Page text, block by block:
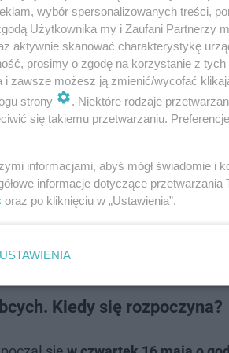
97,7 proc. - zadeklarowała
jest niemiecki
. Do egzaminu
z pozostałych języków
grupa – 75,4 proc.–
językiem jest rosyjski.
języków obcych
Kiedy się rozpoczyna?
wybór spersonalizowanych treści,
Użytkownika my i Zaufani Partnerzy
aktywnie skanować charakterystykę
prosimy o zgodę na korzystanie z tych
i zawsze możesz ją zmienić/wycofać
strony
. Niektóre rodzaje
się takiemu przetwarzaniu.
informacjami, abyś mógł świadomie i
informacje dotyczące
oraz po kliknięciu w „Ustawienia”.
USTAWIENIA